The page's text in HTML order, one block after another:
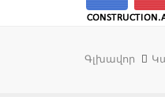
Գլխավոր